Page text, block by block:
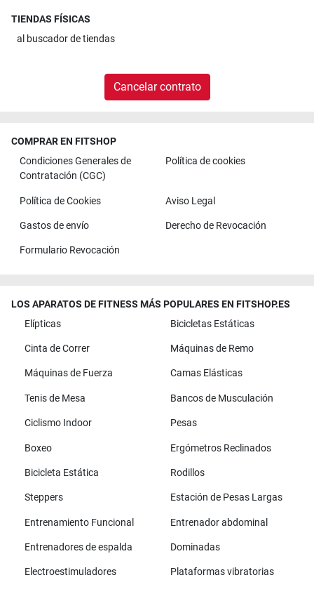
TIENDAS FÍSICAS
al buscador de tiendas
Cancelar contrato
COMPRAR EN FITSHOP
Condiciones Generales de
Contratación (CGC)
Política de cookies
Política de Cookies Aviso Legal
Gastos de envío Derecho de Revocación
Formulario Revocación
LOS APARATOS DE FITNESS MÁS POPULARES EN FITSHOP.ES
Elípticas
Bicicletas Estáticas
Cinta de Correr Máquinas de Remo
Máquinas de Fuerza Camas Elásticas
Tenis de Mesa Bancos de Musculación
Ciclismo Indoor Pesas
Boxeo Ergómetros Reclinados
Bicicleta Estática Rodillos
Steppers Estación de Pesas Largas
Entrenamiento Funcional Entrenador abdominal
Entrenadores de espalda Dominadas
Electroestimuladores Plataformas vibratorias